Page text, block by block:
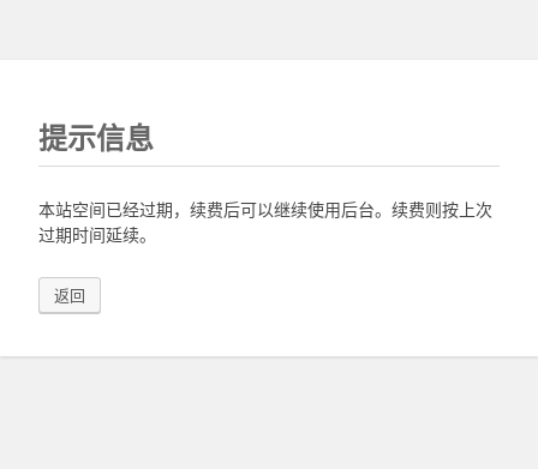
提示信息
本站空间已经过期，续费后可以继续使用后台。续费则按上次
过期时间延续。
返回